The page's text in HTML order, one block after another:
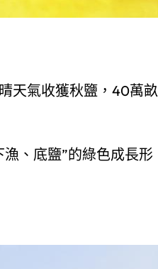
天氣收獲秋鹽，40萬畝
、底鹽”的綠色成長形